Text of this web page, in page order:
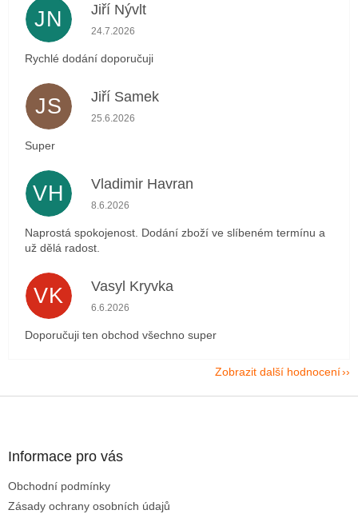
JN Jiří Nývlt
Hodnocení obchodu je 5 z 5 hvězdiček.
24.7.2026
Rychlé dodání doporučuji
JS Jiří Samek
Hodnocení obchodu je 5 z 5 hvězdiček.
25.6.2026
Super
VH Vladimir Havran
Hodnocení obchodu je 5 z 5 hvězdiček.
8.6.2026
Naprostá spokojenost. Dodání zboží ve slíbeném termínu a
už dělá radost.
VK Vasyl Kryvka
Hodnocení obchodu je 5 z 5 hvězdiček.
6.6.2026
Doporučuji ten obchod všechno super
Zobrazit další hodnocení
Informace pro vás
Obchodní podmínky
Zásady ochrany osobních údajů